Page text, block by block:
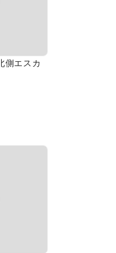
側エスカ